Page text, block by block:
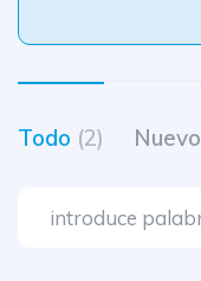
Todo (2) Nuevo